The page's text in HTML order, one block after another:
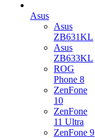
Asus
Asus
ZB631KL
Asus
ZB633KL
ROG
Phone 8
ZenFone
10
ZenFone
11 Ultra
ZenFone 9